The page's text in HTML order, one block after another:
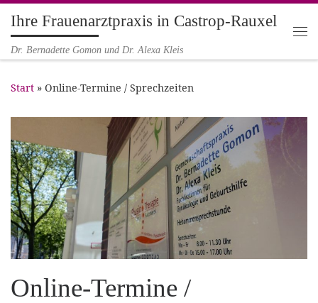
Zum Inhalt springen
Ihre Frauenarztpraxis in Castrop-Rauxel
Dr. Bernadette Gomon und Dr. Alexa Kleis
Start » Online-Termine / Sprechzeiten
Online-Termine /